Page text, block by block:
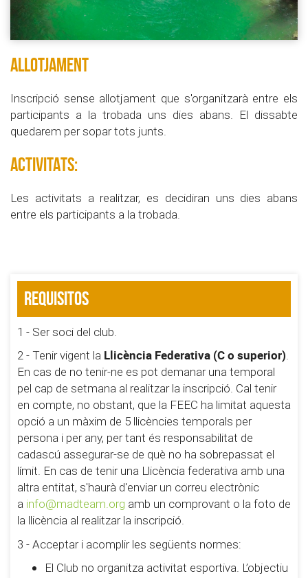
ALLOTJAMENT
Inscripció sense allotjament que s'organitzarà entre els
participants a la trobada uns dies abans. El dissabte
quedarem per sopar tots junts.
ACTIVITATS:
Les activitats a realitzar, es decidiran uns dies abans
entre els participants a la trobada.
Requisitos
1 - Ser soci del club.
2 - Tenir vigent la Llicència Federativa (C o superior).
En cas de no tenir-ne es pot demanar una temporal
pel cap de setmana al realitzar la inscripció. Cal tenir
en compte, no obstant, que la FEEC ha limitat aquesta
opció a un màxim de 5 llicències temporals per
persona i per any, per tant és responsabilitat de
cadascú assegurar-se de què no ha sobrepassat el
límit. En cas de tenir una Llicència federativa amb una
altra entitat, s'haurà d'enviar un correu electrònic
a info@madteam.org amb un comprovant o la foto de
la llicència al realitzar la inscripció.
3 - Acceptar i acomplir les següents normes:
El Club no organitza activitat esportiva. L’objectiu